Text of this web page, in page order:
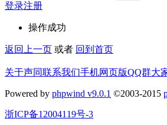
登录注册
操作成功
返回上一页 或者 回到首页
关于声同联系我们手机网页版QQ群大
Powered by phpwind v9.0.1 ©2003-2015
浙ICP备12004119号-3